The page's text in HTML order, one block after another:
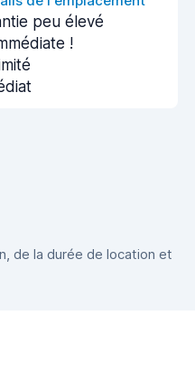
peu élevé
!
de la durée de location et